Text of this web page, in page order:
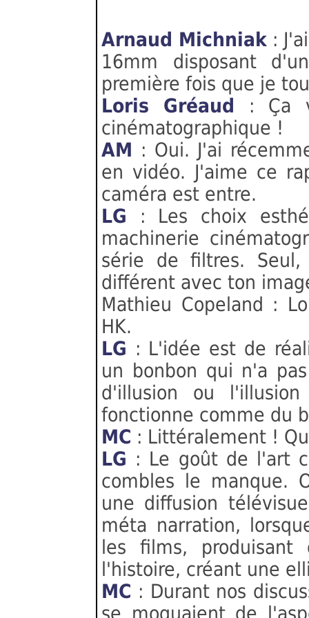
Arnaud Michniak :
16mm disposant
première fois que je
Loris Gréaud : Ça
cinématographique !
AM : Oui. J'ai
en vidéo. J'aime ce
caméra est entre.
LG : Les choix
machinerie
série de filtres.
différent avec ton
Mathieu Copeland :
HK.
LG : L'idée est de
un bonbon qui n'a
d'illusion ou
fonctionne comme du
MC : Littéralement !
LG : Le goût de l'art
combles le manque.
une diffusion
méta narration,
les films,
l'histoire, créant une
MC : Durant nos